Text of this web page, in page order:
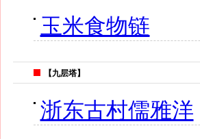
玉米食物链
【九层塔】
浙东古村儒雅洋